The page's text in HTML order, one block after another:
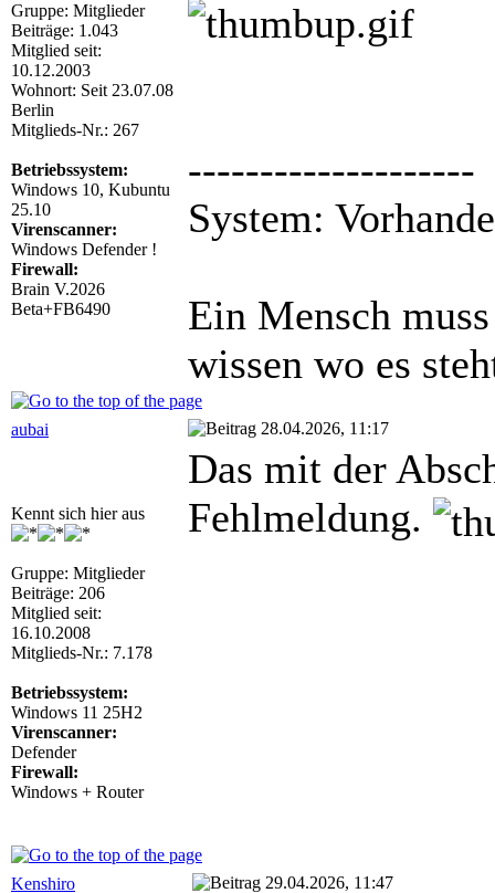
Gruppe: Mitglieder
Beiträge: 1.043
Mitglied seit:
10.12.2003
Wohnort: Seit 23.07.08
Berlin
Mitglieds-Nr.: 267
Betriebssystem:
Windows 10, Kubuntu
25.10
Virenscanner:
Windows Defender !
Firewall:
Brain V.2026
Beta+FB6490
--------------------
System:
Ein Mensch
wissen wo es
aubai 28.04.2026, 11:17
Kennt sich hier aus
Gruppe: Mitglieder
Beiträge: 206
Mitglied seit:
16.10.2008
Mitglieds-Nr.: 7.178
Betriebssystem:
Windows 11 25H2
Virenscanner:
Defender
Firewall:
Windows + Router
Das mit der
Fehlmeldung.
Kenshiro 29.04.2026, 11:47